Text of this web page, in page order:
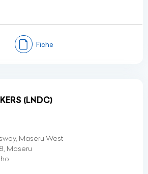
Fiche
(LNDC)
Maseru West
Maseru